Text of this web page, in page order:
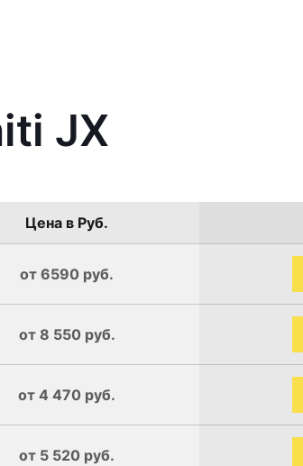
JX
Цена в Руб.
от 6590 руб.
от 8 550 руб.
от 4 470 руб.
от 5 520 руб.